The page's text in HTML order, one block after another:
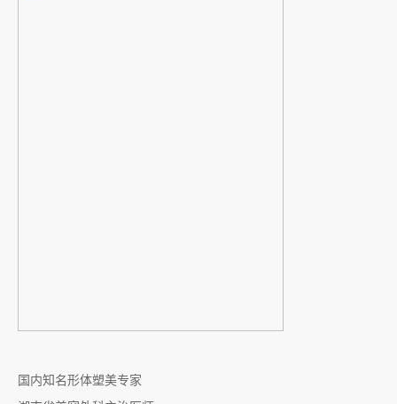
国内知名形体塑美专家